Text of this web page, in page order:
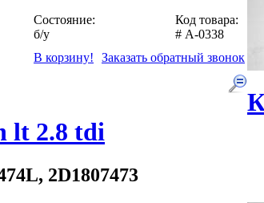
Состояние:
б/у
Код товара:
# A-0338
В корзину!
Заказать обратный звонок
lt 2.8 tdi
2D1807473